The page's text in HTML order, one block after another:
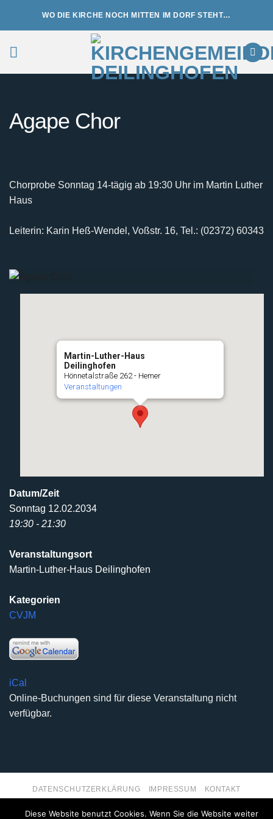
WO DIE KIRCHE NOCH MITTEN IM DORF STEHT…
Agape Chor
Chorprobe Sonntag 14-tägig ab 19:30 Uhr im Martin Luther
Haus
Leiterin: Karin Heß-Wendel, Voßstr. 16, Tel.: (02372) 60343
Martin-Luther-Haus
Deilinghofen
Hönnetalstraße 262 - Hemer
Veranstaltungen
Datum/Zeit
Sonntag 12.02.2034
19:30 - 21:30
Veranstaltungsort
Martin-Luther-Haus Deilinghofen
Kategorien
CVJM
iCal
Online-Buchungen sind für diese Veranstaltung nicht
verfügbar.
DATENSCHUTZERKLÄRUNG IMPRESSUM KONTAKT
Diese Website benutzt Cookies. Wenn Sie die Website weiter